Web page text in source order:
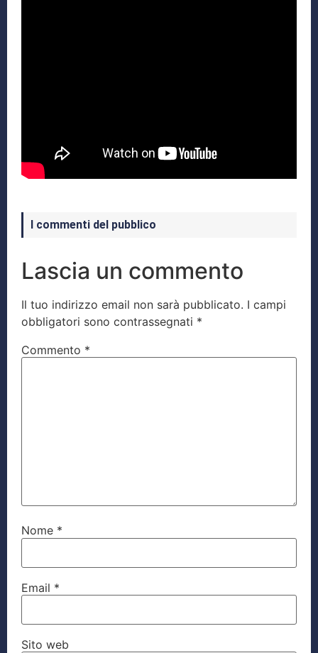
I commenti del pubblico
Lascia un commento
Il tuo indirizzo email non sarà pubblicato. I campi
obbligatori sono contrassegnati *
Commento *
Nome *
Email *
Sito web